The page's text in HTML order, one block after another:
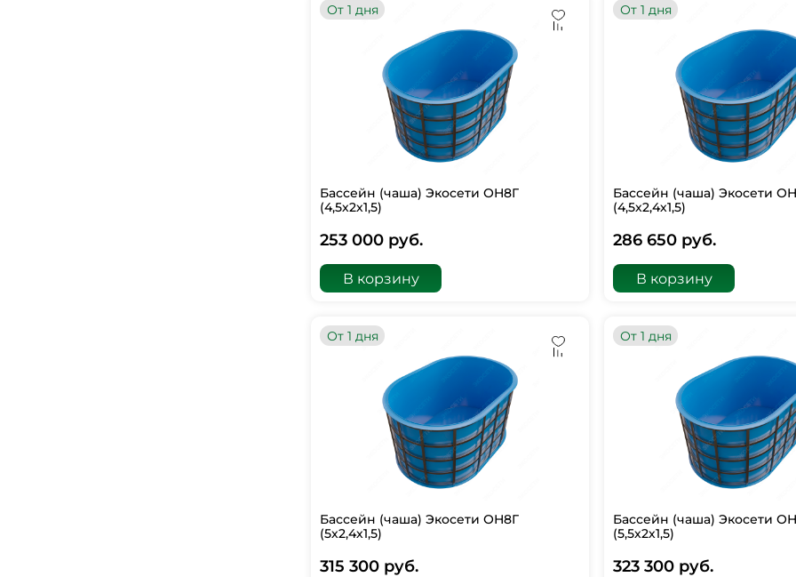
От 1 дня
Бассейн (чаша) Экосети ОН8Г
(4,5х2х1,5)
253 000 руб.
В корзину
От 1 дня
Бассейн (чаша) Экосети
(4,5х2,4х1,5)
286 650 руб.
В корзину
От 1 дня
Бассейн (чаша) Экосети ОН8Г
(5х2,4х1,5)
315 300 руб.
От 1 дня
Бассейн (чаша) Экосети
(5,5х2х1,5)
323 300 руб.